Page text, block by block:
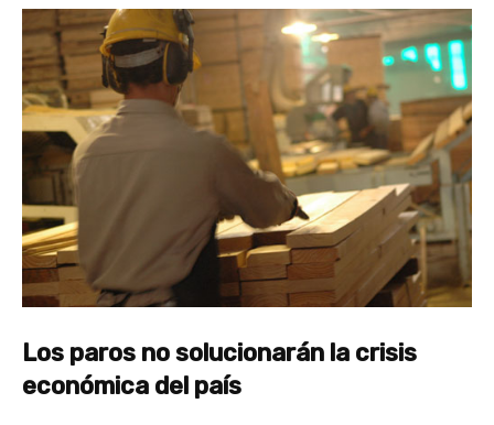
Los paros no solucionarán la crisis
económica del país